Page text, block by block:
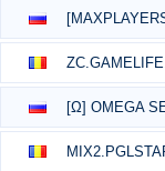
[Ω] OMEGA